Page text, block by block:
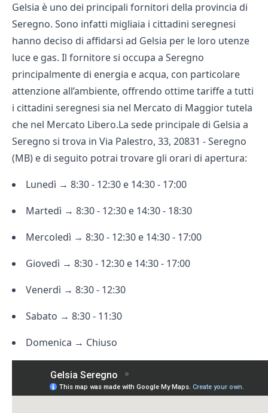
Gelsia è uno dei principali fornitori della provincia di
Seregno. Sono infatti migliaia i cittadini seregnesi
hanno deciso di affidarsi ad Gelsia per le loro utenze
luce e gas. Il fornitore si occupa a Seregno
principalmente di energia e acqua, con particolare
attenzione all’ambiente, offrendo ottime tariffe a tutti
i cittadini seregnesi sia nel Mercato di Maggior tutela
che nel Mercato Libero.La sede principale di Gelsia a
Seregno si trova in Via Palestro, 33, 20831 - Seregno
(MB) e di seguito potrai trovare gli orari di apertura:
Lunedì → 8:30 - 12:30 e 14:30 - 17:00
Martedì → 8:30 - 12:30 e 14:30 - 18:30
Mercoledì → 8:30 - 12:30 e 14:30 - 17:00
Giovedì → 8:30 - 12:30 e 14:30 - 17:00
Venerdì → 8:30 - 12:30
Sabato → 8:30 - 11:30
Domenica → Chiuso